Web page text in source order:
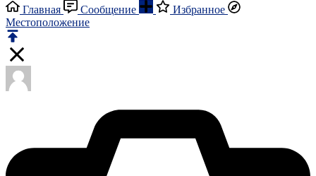
Главная
Сообщение
Избранное
Местоположение